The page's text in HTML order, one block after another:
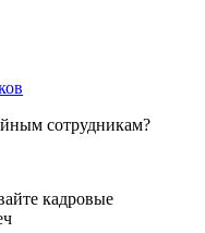
сотрудникам?
кадровые